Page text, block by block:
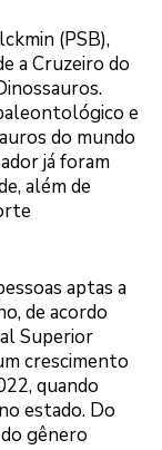
(PSB),
a Cruzeiro do
e
do mundo
já foram
além de
aptas a
de acordo
Superior
crescimento
quando
estado. Do
gênero